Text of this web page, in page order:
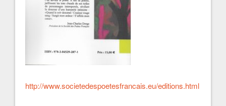
http://www.societedespoetesfrancais.eu/editions.html